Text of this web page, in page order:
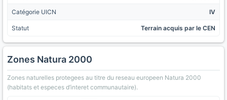
Catégorie UICN IV
Statut Terrain acquis par le CEN
Zones Natura 2000
Zones naturelles protegees au titre du reseau europeen Natura 2000
(habitats et especes d’interet communautaire).